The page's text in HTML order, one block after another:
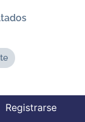
Registrarse